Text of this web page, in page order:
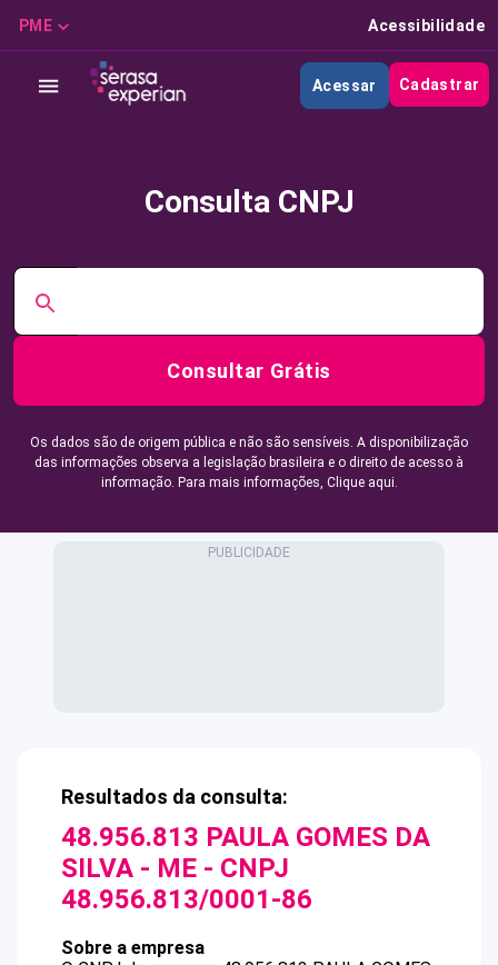
PME Acessibilidade
Acessar Cadastrar
Consulta CNPJ
Consultar Grátis
Os dados são de origem pública e não são sensíveis. A disponibilização
das informações observa a legislação brasileira e o direito de acesso à
informação. Para mais informações, Clique aqui.
Resultados da consulta:
48.956.813 PAULA GOMES DA
SILVA - ME - CNPJ
48.956.813/0001-86
Sobre a empresa